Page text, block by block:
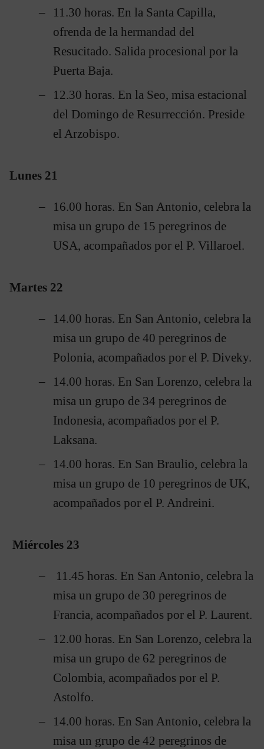
11.30 horas. En la Santa Capilla,
ofrenda de la hermandad del
Resucitado. Salida procesional por la
Puerta Baja.
12.30 horas. En la Seo, misa estacional
del Domingo de Resurrección. Preside
el Arzobispo.
Lunes 21
16.00 horas. En San Antonio, celebra la
misa un grupo de 15 peregrinos de
USA, acompañados por el P. Villaroel.
Martes 22
14.00 horas. En San Antonio, celebra la
misa un grupo de 40 peregrinos de
Polonia, acompañados por el P. Diveky.
14.00 horas. En San Lorenzo, celebra la
misa un grupo de 34 peregrinos de
Indonesia, acompañados por el P.
Laksana.
14.00 horas. En San Braulio, celebra la
misa un grupo de 10 peregrinos de UK,
acompañados por el P. Andreini.
Miércoles 23
11.45 horas. En San Antonio, celebra la
misa un grupo de 30 peregrinos de
Francia, acompañados por el P. Laurent.
12.00 horas. En San Lorenzo, celebra la
misa un grupo de 62 peregrinos de
Colombia, acompañados por el P.
Astolfo.
14.00 horas. En San Antonio, celebra la
misa un grupo de 42 peregrinos de